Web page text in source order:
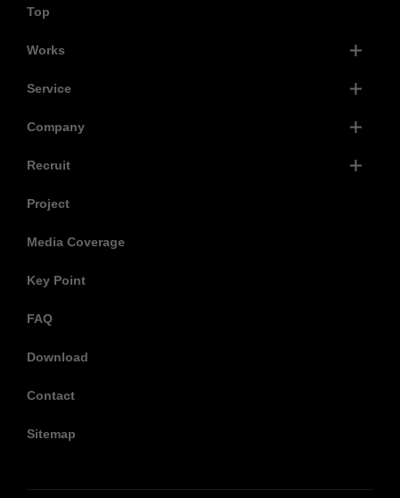
Top
Works
Service
Company
Recruit
Project
Media Coverage
Key Point
FAQ
Download
Contact
Sitemap